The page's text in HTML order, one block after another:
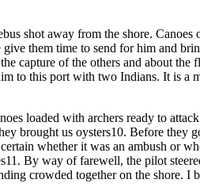
shot away from the shore.
them time to send for him and
capture of the others and about
to this port with two Indians. It is a
loaded with archers ready to
brought us oysters10. Before they
whether it was an ambush or
By way of farewell, the pilot
crowded together on the